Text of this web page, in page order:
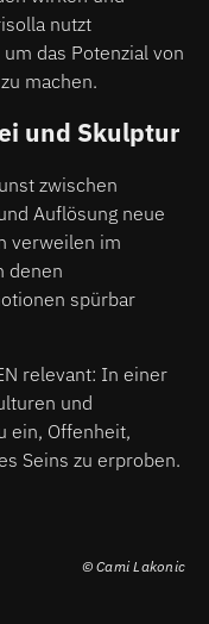
nutzt
das Potenzial von
machen.
und Skulptur
zwischen
Auflösung neue
verweilen im
denen
spürbar
relevant: In einer
und
ein, Offenheit,
Seins zu erproben.
© Cami Lakonic